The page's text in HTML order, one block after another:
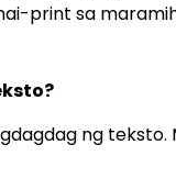
print sa
ng